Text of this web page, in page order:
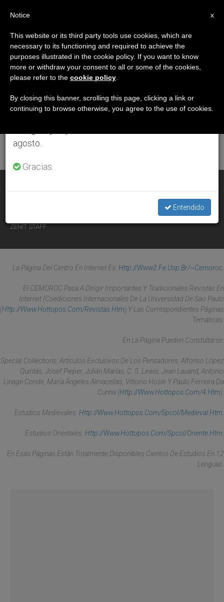
ETIQUETA
Posts Tagged ‘edad
Media’
ÚLTIMAS NOTICIAS
ZENIT STAFF
La Página Del Centro En Internet Es: Http://www2.fe.usp.br/~cemoroc
El CEMOROC Pasa A Dirigir Importantes Y Tradicionales Revistas En
Internet (coediciones Internacionales De La Universidad De Sao Paulo
(Http://www.hottopos.com/revistas.htm) Y Las Correspondientes Páginas
Temáticas:
En La Página Pueden Constultarse:
Special Collections: Artículos Exclusivos De Los Pensadores: Alfonso López
Quintás, Josef Pieper, Julián Marías, C. S. Lewis, Jean Lauand, Antonio
Linage Conde, María Ángeles Almacellas, Vittorio Hösle Y Paulo Ferreira Da
Cunha (Http://www.hottopos.com/4.htm).
Estudios Medievales: Http://www.hottopos.com/spcol/medieval.htm
Estudios Orientales: Http://www.hottopos.com/spcol/oriente.htm
En Esas Páginas Están Totalmente Disponibles Cientos De Estudios En 12
Lenguas.
×
Aviso importante
Del 27 de julio al 7 de agosto haremos la pausa
anual, aprovechando que en el periodo de verano
se generan menos informaciones y también el
agosto.
Gracias.
Entendido
x
Notice
This website or its third party tools use cookies, which are
necessary to its functioning and required to achieve the
purposes illustrated in the cookie policy. If you want to know
more or withdraw your consent to all or some of the cookies,
please refer to the cookie policy
By closing this banner, scrolling this page, clicking a link or
continuing to browse otherwise, you agree to the use of cookies.